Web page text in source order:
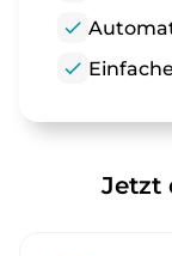
check
check
Jetzt